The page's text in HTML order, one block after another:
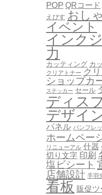
POP QRコード
えびす おし
イベント
インク
力
カッティング カ
クリアトナー ク
ショップカ
ステッカー セール
ディス
デザイ
パネル パンフレ
ホームペー
リニューアル 什器
切り文字 印刷
塩ビシート
店舗設計 手羽
看板 販促ツ